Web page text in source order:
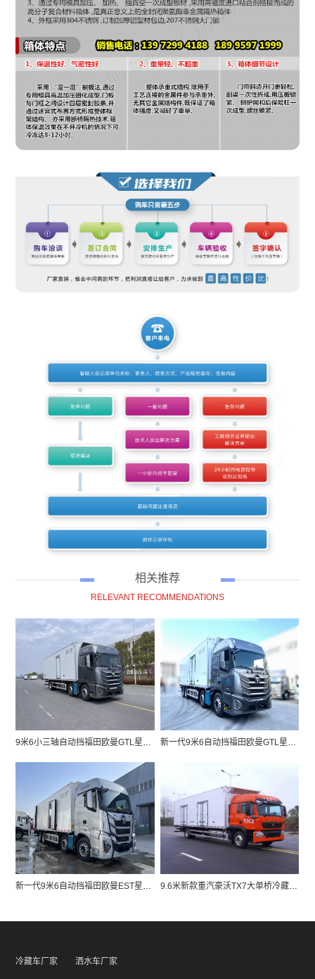
相关推荐
RELEVANT RECOMMENDATIONS
9米6小三轴自动挡福田欧曼GTL星翼pro冷藏车 新一代9米6自动挡福田欧曼GTL星翼pro冷藏车
新一代9米6自动挡福田欧曼EST星辉版箱式冷藏车 9.6米新款重汽豪沃TX7大单桥冷藏车厂家
冷藏车厂家 洒水车厂家